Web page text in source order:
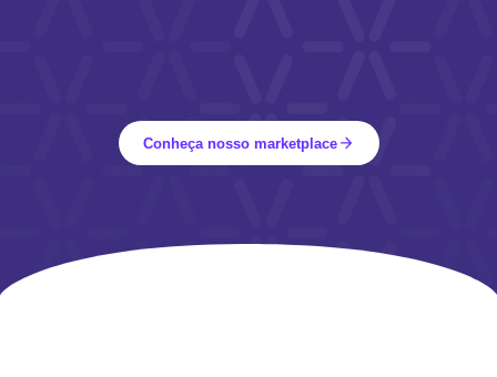
Conheça nosso marketplace